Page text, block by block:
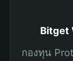
Bitget
กองทุน